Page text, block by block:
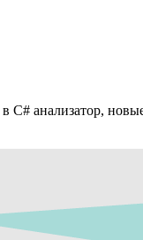
анализатор,